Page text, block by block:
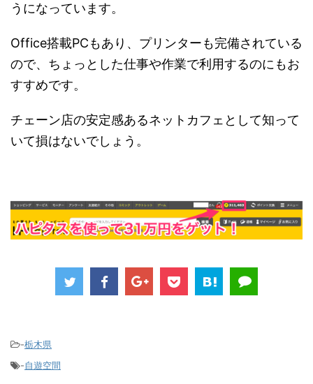
うになっています。
Office搭載PCもあり、プリンターも完備されている
ので、ちょっとした仕事や作業で利用するのにもお
すすめです。
チェーン店の安定感あるネットカフェとして知って
いて損はないでしょう。
-栃木県
-自遊空間